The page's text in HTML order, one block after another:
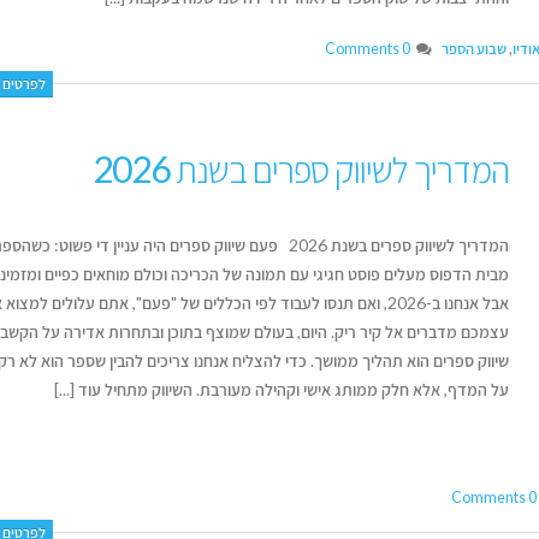
,שבוע הספר
0 Comments
לפרטים
המדריך לשיווק ספרים בשנת 2026
המדריך לשיווק ספרים בשנת 2026 פעם שיווק ספרים היה עניין די פשוט:
מבית הדפוס מעלים פוסט חגיגי עם תמונה של הכריכה וכולם מוחאים כפיים
אבל אנחנו ב-2026, ואם תנסו לעבוד לפי הכללים של "פעם", אתם עלולים
עצמכם מדברים אל קיר ריק. היום, בעולם שמוצף בתוכן ובתחרות אדירה על הקשב
שיווק ספרים הוא תהליך ממושך. כדי להצליח אנחנו צריכים להבין שספר הוא לא
על המדף, אלא חלק ממותג אישי וקהילה מעורבת. השיווק מתחיל עוד [...]
0 Comments
לפרטים
איך לשמור על קול אותנטי
יוני 16, 2026
איך לשווק את הספר שלכם בעידן
ה-AI
יוני 16, 2026
יולי 14, 2026
מעבר לדפים – איך תיראה
לאור של העתיד?
יולי 12, 2026
שלכם
מחבר